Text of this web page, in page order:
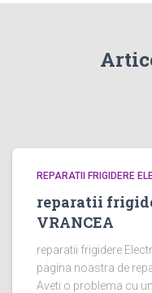
REPARATII FRIGIDERE
reparatii
VRANCEA
reparatii frigidere
pagina noastra de
Aveti o problema cu